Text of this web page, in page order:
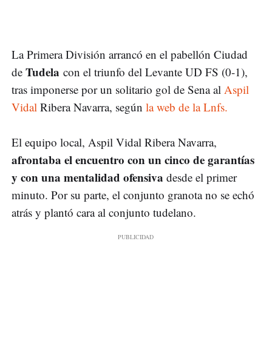
La Primera División arrancó en el pabellón Ciudad
de Tudela con el triunfo del Levante UD FS (0-1),
tras imponerse por un solitario gol de Sena al Aspil
Vidal Ribera Navarra, según la web de la Lnfs.
El equipo local, Aspil Vidal Ribera Navarra,
afrontaba el encuentro con un cinco de garantías
y con una mentalidad ofensiva desde el primer
minuto. Por su parte, el conjunto granota no se echó
atrás y plantó cara al conjunto tudelano.